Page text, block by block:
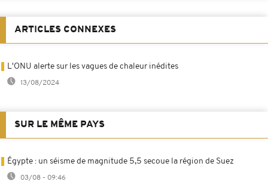
ARTICLES CONNEXES
L'ONU alerte sur les vagues de chaleur inédites
13/08/2024
SUR LE MÊME PAYS
Égypte : un séisme de magnitude 5,5 secoue la région de Suez
03/08 - 09:46